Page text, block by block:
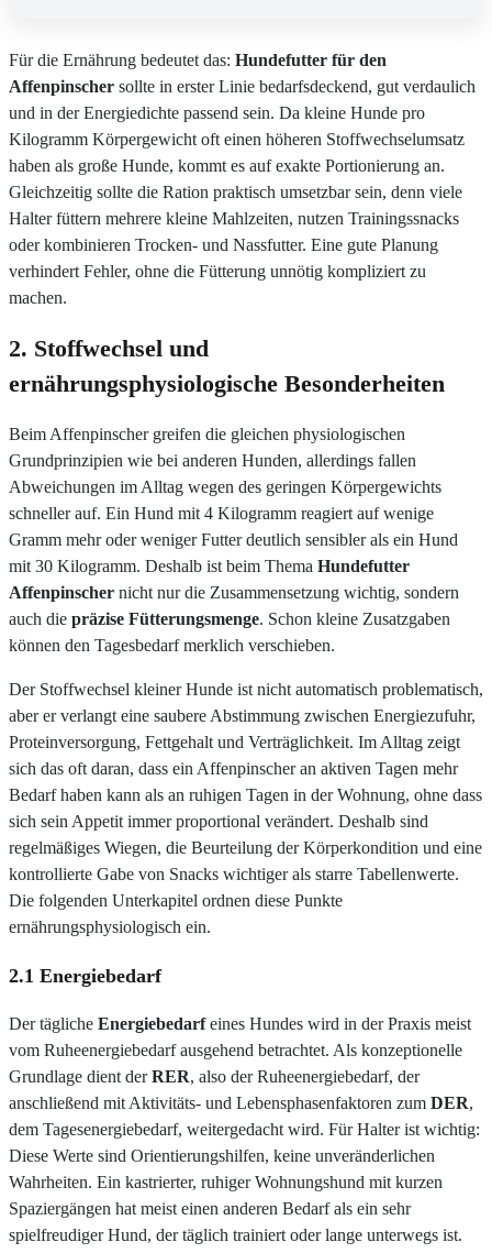
Für die Ernährung bedeutet das: Hundefutter für den
Affenpinscher sollte in erster Linie bedarfsdeckend, gut verdaulich
und in der Energiedichte passend sein. Da kleine Hunde pro
Kilogramm Körpergewicht oft einen höheren Stoffwechselumsatz
haben als große Hunde, kommt es auf exakte Portionierung an.
Gleichzeitig sollte die Ration praktisch umsetzbar sein, denn viele
Halter füttern mehrere kleine Mahlzeiten, nutzen Trainingssnacks
oder kombinieren Trocken- und Nassfutter. Eine gute Planung
verhindert Fehler, ohne die Fütterung unnötig kompliziert zu
machen.
2. Stoffwechsel und
ernährungsphysiologische Besonderheiten
Beim Affenpinscher greifen die gleichen physiologischen
Grundprinzipien wie bei anderen Hunden, allerdings fallen
Abweichungen im Alltag wegen des geringen Körpergewichts
schneller auf. Ein Hund mit 4 Kilogramm reagiert auf wenige
Gramm mehr oder weniger Futter deutlich sensibler als ein Hund
mit 30 Kilogramm. Deshalb ist beim Thema Hundefutter
Affenpinscher nicht nur die Zusammensetzung wichtig, sondern
auch die präzise Fütterungsmenge. Schon kleine Zusatzgaben
können den Tagesbedarf merklich verschieben.
Der Stoffwechsel kleiner Hunde ist nicht automatisch problematisch,
aber er verlangt eine saubere Abstimmung zwischen Energiezufuhr,
Proteinversorgung, Fettgehalt und Verträglichkeit. Im Alltag zeigt
sich das oft daran, dass ein Affenpinscher an aktiven Tagen mehr
Bedarf haben kann als an ruhigen Tagen in der Wohnung, ohne dass
sich sein Appetit immer proportional verändert. Deshalb sind
regelmäßiges Wiegen, die Beurteilung der Körperkondition und eine
kontrollierte Gabe von Snacks wichtiger als starre Tabellenwerte.
Die folgenden Unterkapitel ordnen diese Punkte
ernährungsphysiologisch ein.
2.1 Energiebedarf
Der tägliche Energiebedarfeines Hundes wird in der Praxis meist
vom Ruheenergiebedarf ausgehend betrachtet. Als konzeptionelle
Grundlage dient derRER, also der Ruheenergiebedarf, der
anschließend mit Aktivitäts- und Lebensphasenfaktoren zum DER,
dem Tagesenergiebedarf, weitergedacht wird. Für Halter ist wichtig:
Diese Werte sind Orientierungshilfen, keine unveränderlichen
Wahrheiten. Ein kastrierter, ruhiger Wohnungshund mit kurzen
Spaziergängen hat meist einen anderen Bedarf als ein sehr
spielfreudiger Hund, der täglich trainiert oder lange unterwegs ist.